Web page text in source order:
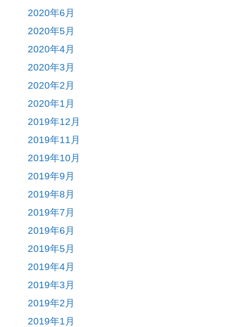
2020年6月
2020年5月
2020年4月
2020年3月
2020年2月
2020年1月
2019年12月
2019年11月
2019年10月
2019年9月
2019年8月
2019年7月
2019年6月
2019年5月
2019年4月
2019年3月
2019年2月
2019年1月